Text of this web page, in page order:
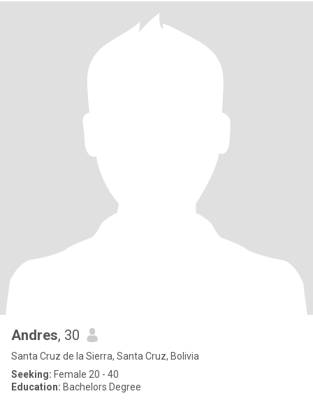
Andres, 30
Santa Cruz de la Sierra, Santa Cruz, Bolivia
Seeking: Female 20 - 40
Education: Bachelors Degree